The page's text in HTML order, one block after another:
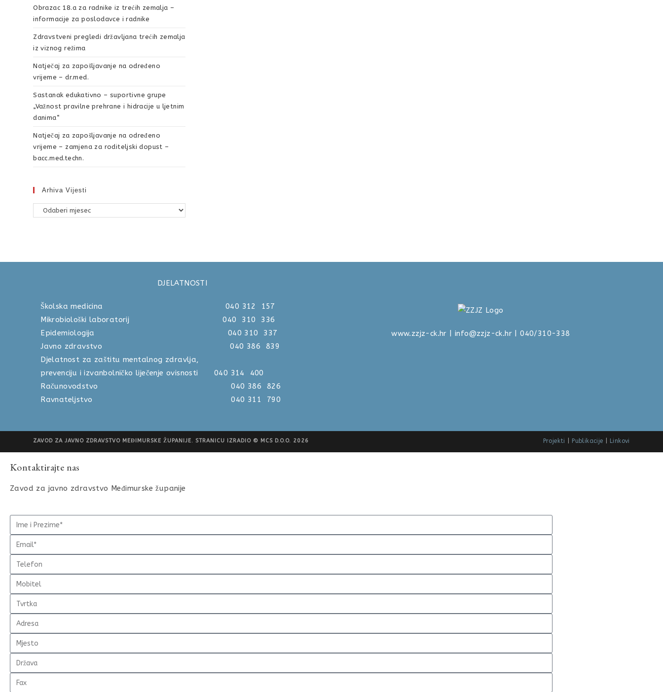
Obrazac 18.a za radnike iz trećih zemalja –
informacije za poslodavce i radnike
Zdravstveni pregledi državljana trećih zemalja
iz viznog režima
Natječaj za zapošljavanje na određeno
vrijeme – dr.med.
Sastanak edukativno – suportivne grupe
„Važnost pravilne prehrane i hidracije u ljetnim
danima“
Natječaj za zapošljavanje na određeno
vrijeme – zamjena za roditeljski dopust –
bacc.med.techn.
Arhiva Vijesti
DJELATNOSTI
Školska medicina 040 312 157
Mikrobiološki laboratorij 040 310 336
Epidemiologija 040 310 337
Javno zdravstvo 040 386 839
Djelatnost za zaštitu mentalnog zdravlja,
prevenciju i izvanbolničko liječenje ovisnosti 040 314 400
Računovodstvo 040 386 826
Ravnateljstvo 040 311 790
www.zzjz-ck.hr info@zzjz-ck.hr | 040/310-338
Projekti Publikacije Linkovi
ZAVOD ZA JAVNO ZDRAVSTVO MEĐIMURSKE ŽUPANIJE. STRANICU IZRADIO © MCS D.O.O. 2026
Kontaktirajte nas
Zavod za javno zdravstvo Međimurske županije